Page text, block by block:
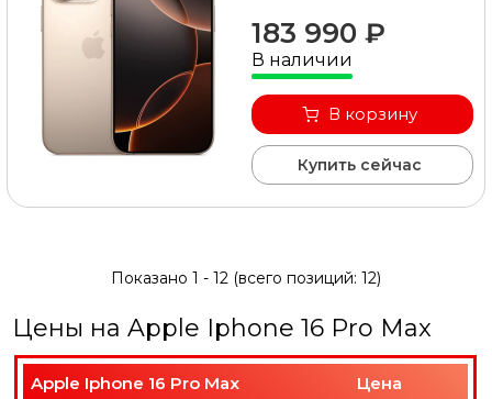
183 990 ₽
В наличии
В корзину
Купить сейчас
Показано 1 - 12 (всего позиций: 12)
Цены на Apple Iphone 16 Pro Max
Apple Iphone 16 Pro Max Цена